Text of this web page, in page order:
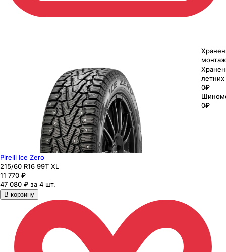
0₽
0₽
Pirelli Ice Zero
215/60 R16 99T XL
11 770 ₽
47 080 ₽ за 4 шт.
В корзину